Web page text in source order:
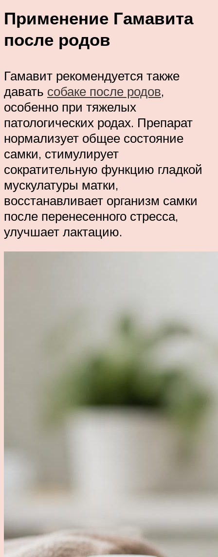
Применение Гамавита
после родов
Гамавит рекомендуется также
давать собаке после родов,
особенно при тяжелых
патологических родах. Препарат
нормализует общее состояние
самки, стимулирует
сократительную функцию гладкой
мускулатуры матки,
восстанавливает организм самки
после перенесенного стресса,
улучшает лактацию.